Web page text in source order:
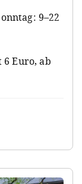
9–22
Euro, ab